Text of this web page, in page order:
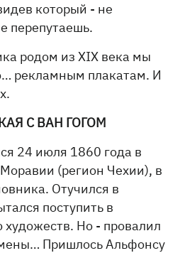
который - не
перепутаешь.
родом из XIX века мы
рекламным плакатам. И
С ВАН ГОГОМ
24 июля 1860 года в
(регион Чехии), в
Отучился в
поступить в
Но - провалил
Пришлось Альфонсу